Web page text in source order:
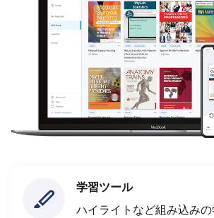
学習ツール
ハイライトなど組み込み